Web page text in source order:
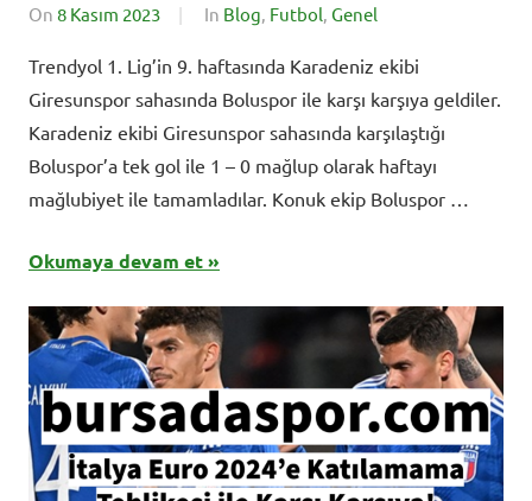
On 8 Kasım 2023
By
In Blog, Futbol, Genel
Trendyol 1. Lig’in 9. haftasında Karadeniz ekibi
Giresunspor sahasında Boluspor ile karşı karşıya geldiler.
Karadeniz ekibi Giresunspor sahasında karşılaştığı
Boluspor’a tek gol ile 1 – 0 mağlup olarak haftayı
mağlubiyet ile tamamladılar. Konuk ekip Boluspor …
Okumaya devam et